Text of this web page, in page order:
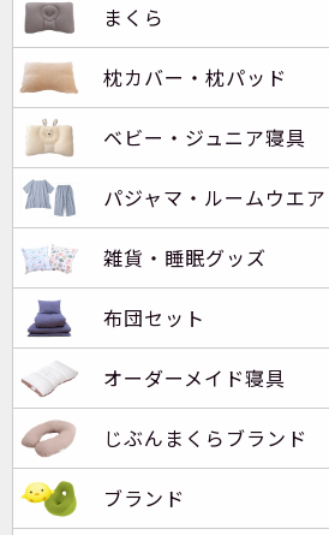
まくら
枕カバー・枕パッド
ベビー・ジュニア寝具
パジャマ・ルームウエア
雑貨・睡眠グッズ
布団セット
オーダーメイド寝具
じぶんまくらブランド
ブランド